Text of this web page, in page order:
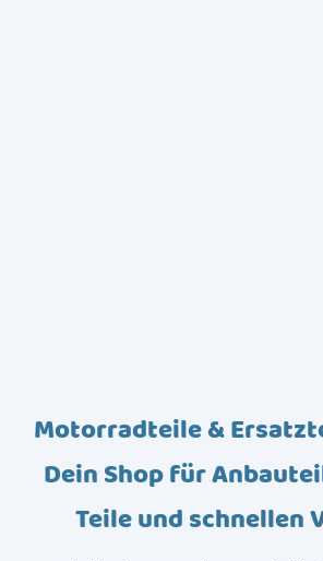
Motorradteile &
Dein Shop für
Teile und schnellen